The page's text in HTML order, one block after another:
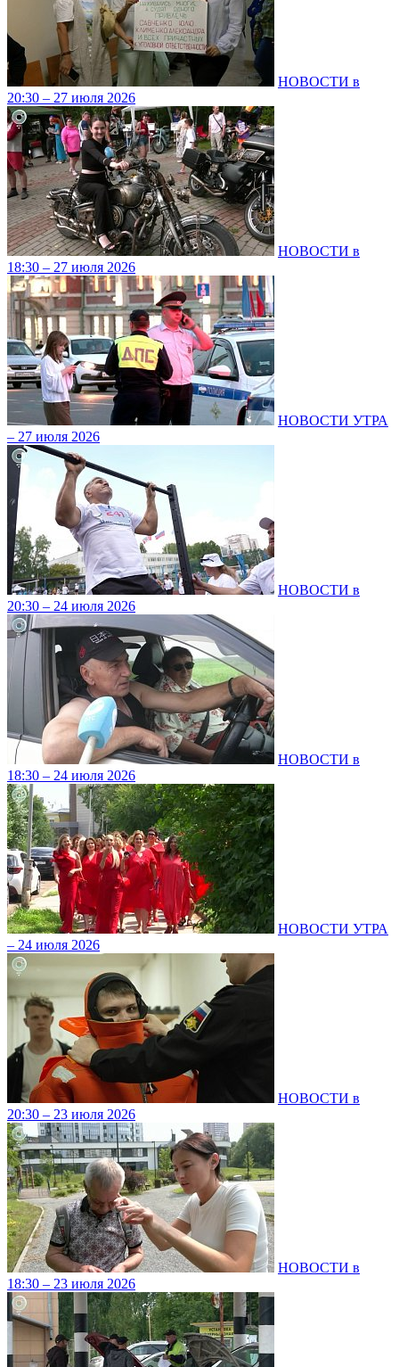
НОВОСТИ в
20:30 – 27 июля 2026
НОВОСТИ в
18:30 – 27 июля 2026
НОВОСТИ УТРА
– 27 июля 2026
НОВОСТИ в
20:30 – 24 июля 2026
НОВОСТИ в
18:30 – 24 июля 2026
НОВОСТИ УТРА
– 24 июля 2026
НОВОСТИ в
20:30 – 23 июля 2026
НОВОСТИ в
18:30 – 23 июля 2026